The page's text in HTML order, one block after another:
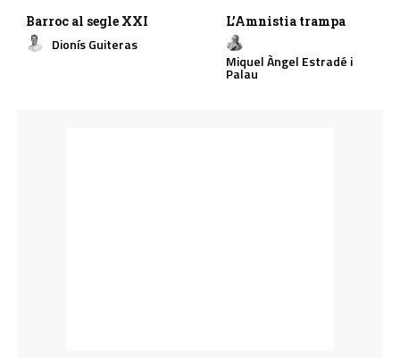
Barroc al segle XXI
Dionís Guiteras
L’Amnistia trampa
Miquel Àngel Estradé i
Palau